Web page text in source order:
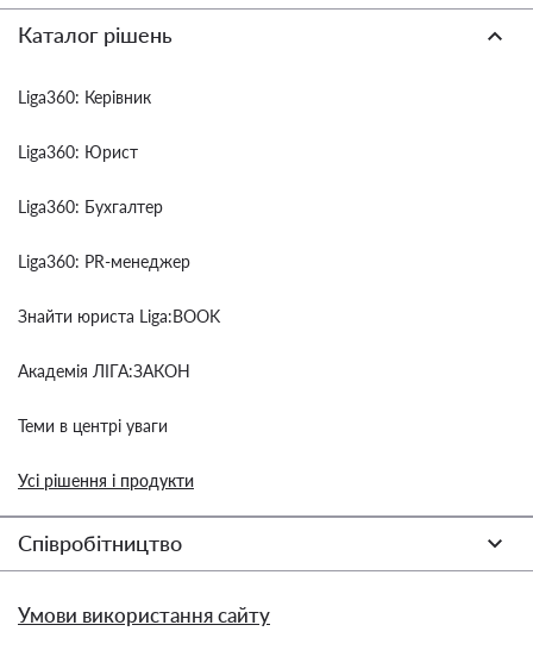
Каталог рішень
Liga360: Керівник
Liga360: Юрист
Liga360: Бухгалтер
Liga360: PR-менеджер
Знайти юриста Liga:BOOK
Академія ЛІГА:ЗАКОН
Теми в центрі уваги
Усі рішення і продукти
Співробітництво
Умови використання сайту